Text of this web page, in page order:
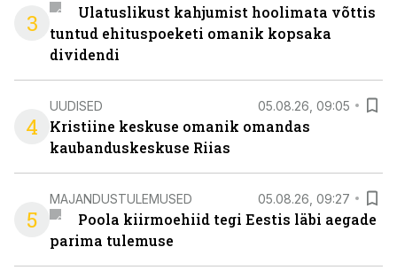
3
Ulatuslikust kahjumist hoolimata võttis
tuntud ehituspoeketi omanik kopsaka
dividendi
4
UUDISED 05.08.26, 09:05
Kristiine keskuse omanik omandas
kaubanduskeskuse Riias
5
MAJANDUSTULEMUSED 05.08.26, 09:27
Poola kiirmoehiid tegi Eestis läbi aegade
parima tulemuse